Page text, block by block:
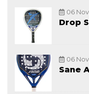
06
Drop
06 Nov,
Sane